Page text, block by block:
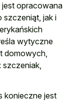
opracowana
szczeniąt, jak i
wytyczne
domowych,
szczeniak,
konieczne jest